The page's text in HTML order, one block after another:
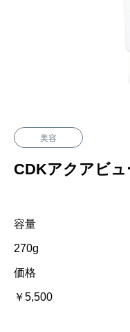
美容
CDKアクアビ
容量
270g
価格
￥5,500